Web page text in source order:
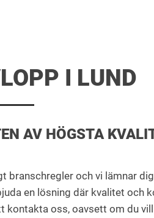
I LUND
AV HÖGSTA
och vi lämnar
en lösning där kvalitet
oss, oavsett om du